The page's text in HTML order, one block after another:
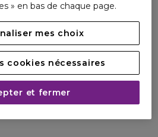
» en bas de chaque page.
mes choix
cookies nécessaires
et fermer